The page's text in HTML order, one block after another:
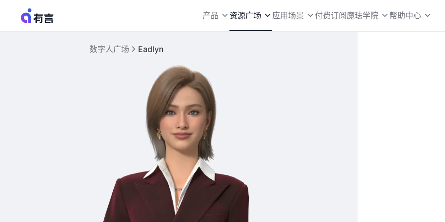
产品 资源广场 应用场景 付费订阅魔珐学院 帮助中心
数字人广场 Eadlyn